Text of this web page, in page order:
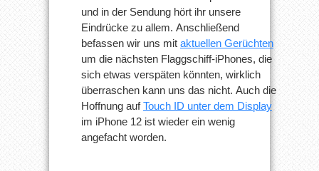
und in der Sendung hört ihr unsere
Eindrücke zu allem. Anschließend
befassen wir uns mit aktuellen Gerüchten
um die nächsten Flaggschiff-iPhones, die
sich etwas verspäten könnten, wirklich
überraschen kann uns das nicht. Auch die
Hoffnung aufTouch ID unter dem Display
im iPhone 12 ist wieder ein wenig
angefacht worden.